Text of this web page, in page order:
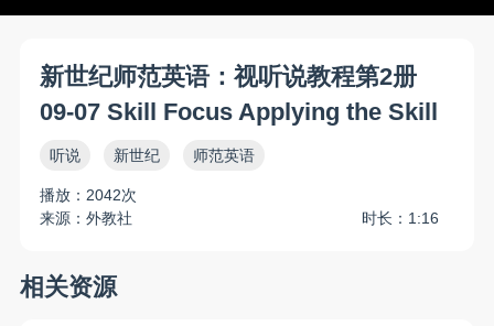
新世纪师范英语：视听说教程第2册
09-07 Skill Focus Applying the Skill
听说 新世纪 师范英语
播放：2042次
来源：外教社
时长：1:16
相关资源